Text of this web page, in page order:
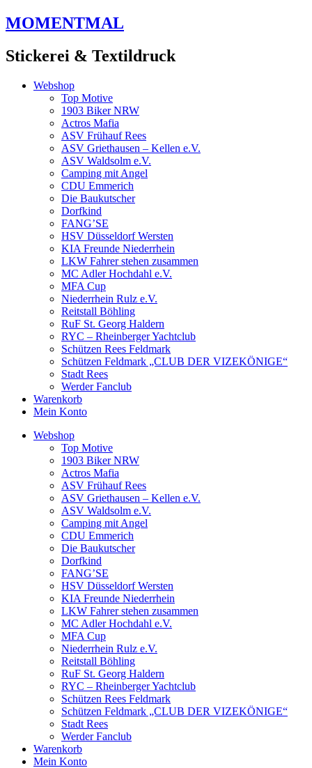
Zum
Inhalt
MOMENTMAL
Stickerei & Textildruck
Webshop
Top Motive
1903 Biker NRW
Actros Mafia
ASV Frühauf Rees
ASV Griethausen – Kellen e.V.
ASV Waldsolm e.V.
Camping mit Angel
CDU Emmerich
Die Baukutscher
Dorfkind
FANG’SE
HSV Düsseldorf Wersten
KIA Freunde Niederrhein
LKW Fahrer stehen zusammen
MC Adler Hochdahl e.V.
MFA Cup
Niederrhein Rulz e.V.
Reitstall Böhling
RuF St. Georg Haldern
RYC – Rheinberger Yachtclub
Schützen Rees Feldmark
Schützen Feldmark „CLUB DER VIZEKÖNIGE“
Stadt Rees
Werder Fanclub
Warenkorb
Mein Konto
Webshop
Top Motive
1903 Biker NRW
Actros Mafia
ASV Frühauf Rees
ASV Griethausen – Kellen e.V.
ASV Waldsolm e.V.
Camping mit Angel
CDU Emmerich
Die Baukutscher
Dorfkind
FANG’SE
HSV Düsseldorf Wersten
KIA Freunde Niederrhein
LKW Fahrer stehen zusammen
MC Adler Hochdahl e.V.
MFA Cup
Niederrhein Rulz e.V.
Reitstall Böhling
RuF St. Georg Haldern
RYC – Rheinberger Yachtclub
Schützen Rees Feldmark
Schützen Feldmark „CLUB DER VIZEKÖNIGE“
Stadt Rees
Werder Fanclub
Warenkorb
Mein Konto